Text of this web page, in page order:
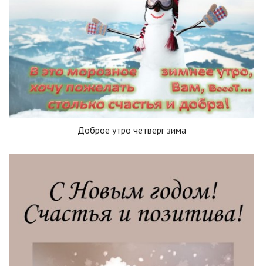
Доброе утро четверг зима